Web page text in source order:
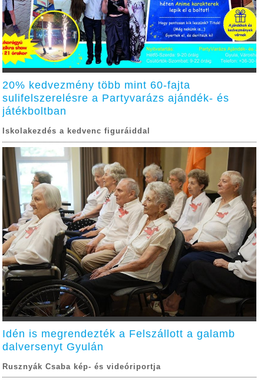
20% kedvezmény több mint 60-fajta
sulifelszerelésre a Partyvarázs ajándék- és
játékboltban
Iskolakezdés a kedvenc figuráiddal
Idén is megrendezték a Felszállott a galamb
dalversenyt Gyulán
Rusznyák Csaba kép- és videóriportja